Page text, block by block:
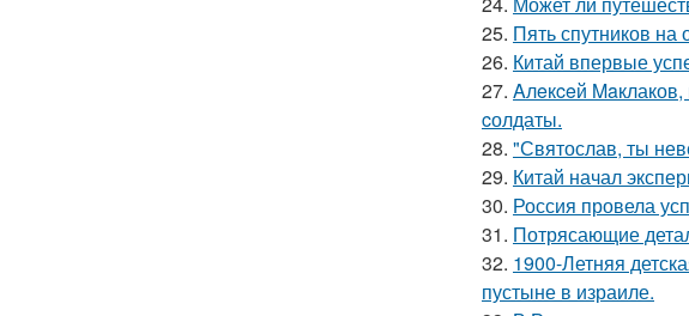
25. Пять спутников на
26. Китай впервые
27. Aлeкceй
cолдаты.
28. "Святослав, ты
29. Китай начал
30. Россия провела
31. Потрясающие
32. 1900-Летняя
пустыне в израиле.